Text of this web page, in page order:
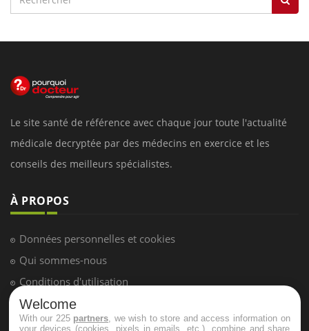
Le site santé de référence avec chaque jour toute l'actualité
médicale decryptée par des médecins en exercice et les
conseils des meilleurs spécialistes.
À PROPOS
Données personnelles et cookies
Qui sommes-nous
Conditions d'utilisation
Plan du site
Mentions Légales
Welcome
With our 225 partners , we wish to store and access information on
your devices (cookies, pixels in emails, etc.), combine and share